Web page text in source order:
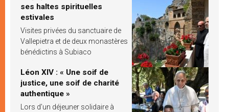
ses haltes spirituelles
estivales
Visites privées du sanctuaire de
Vallepietra et de deux monastères
bénédictins à Subiaco
Léon XIV : « Une soif de
justice, une soif de charité
authentique »
Lors d’un déjeuner solidaire à